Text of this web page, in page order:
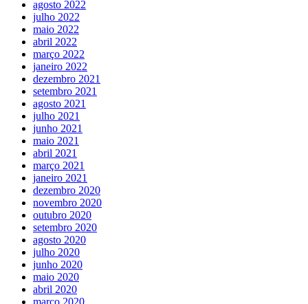
agosto 2022
julho 2022
maio 2022
abril 2022
março 2022
janeiro 2022
dezembro 2021
setembro 2021
agosto 2021
julho 2021
junho 2021
maio 2021
abril 2021
março 2021
janeiro 2021
dezembro 2020
novembro 2020
outubro 2020
setembro 2020
agosto 2020
julho 2020
junho 2020
maio 2020
abril 2020